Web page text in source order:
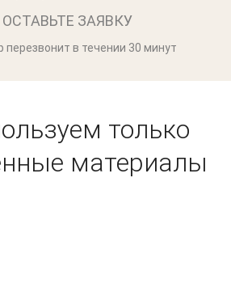
ЗАЯВКУ
в течении 30 минут
только
материалы